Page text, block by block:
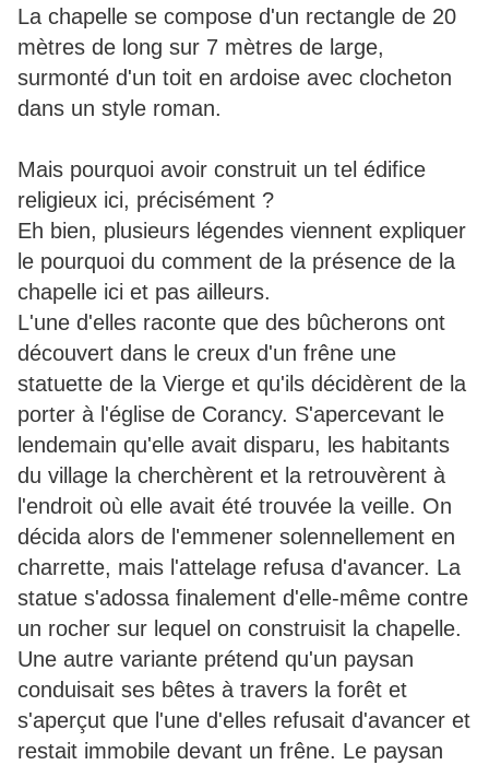
La chapelle se compose d'un rectangle de 20
mètres de long sur 7 mètres de large,
surmonté d'un toit en ardoise avec clocheton
dans un style roman.
Mais pourquoi avoir construit un tel édifice
religieux ici, précisément ?
Eh bien, plusieurs légendes viennent expliquer
le pourquoi du comment de la présence de la
chapelle ici et pas ailleurs.
L'une d'elles raconte que des bûcherons ont
découvert dans le creux d'un frêne une
statuette de la Vierge et qu'ils décidèrent de la
porter à l'église de Corancy. S'apercevant le
lendemain qu'elle avait disparu, les habitants
du village la cherchèrent et la retrouvèrent à
l'endroit où elle avait été trouvée la veille. On
décida alors de l'emmener solennellement en
charrette, mais l'attelage refusa d'avancer. La
statue s'adossa finalement d'elle-même contre
un rocher sur lequel on construisit la chapelle.
Une autre variante prétend qu'un paysan
conduisait ses bêtes à travers la forêt et
s'aperçut que l'une d'elles refusait d'avancer et
restait immobile devant un frêne. Le paysan